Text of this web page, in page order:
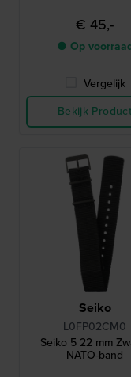
€ 45,-
● Op
Vergelijk
Bekijk Product
Seiko
L0FP02CM0
Seiko 5 22 mm
NATO-band